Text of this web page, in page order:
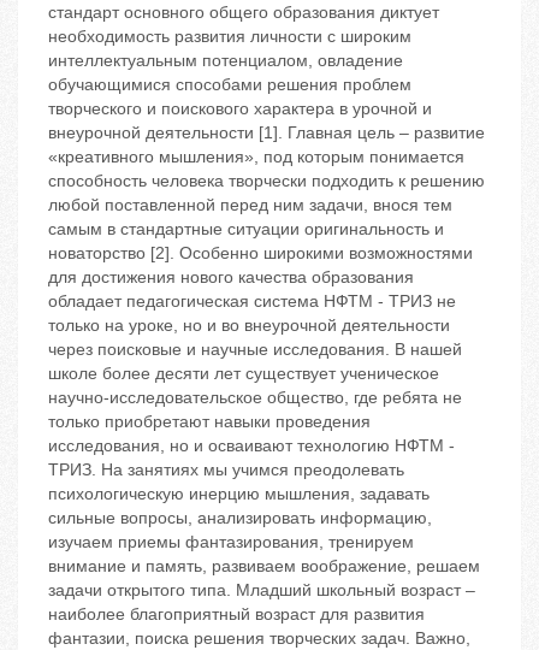
стандарт основного общего образования диктует
необходимость развития личности с широким
интеллектуальным потенциалом, овладение
обучающимися способами решения проблем
творческого и поискового характера в урочной и
внеурочной деятельности [1]. Главная цель – развитие
«креативного мышления», под которым понимается
способность человека творчески подходить к решению
любой поставленной перед ним задачи, внося тем
самым в стандартные ситуации оригинальность и
новаторство [2]. Особенно широкими возможностями
для достижения нового качества образования
обладает педагогическая система НФТМ - ТРИЗ не
только на уроке, но и во внеурочной деятельности
через поисковые и научные исследования. В нашей
школе более десяти лет существует ученическое
научно-исследовательское общество, где ребята не
только приобретают навыки проведения
исследования, но и осваивают технологию НФТМ -
ТРИЗ. На занятиях мы учимся преодолевать
психологическую инерцию мышления, задавать
сильные вопросы, анализировать информацию,
изучаем приемы фантазирования, тренируем
внимание и память, развиваем воображение, решаем
задачи открытого типа. Младший школьный возраст –
наиболее благоприятный возраст для развития
фантазии, поиска решения творческих задач. Важно,